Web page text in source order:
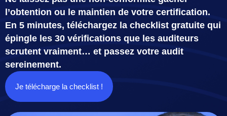
Prendre un RDV
l’obtention ou le maintien de votre certification.
En 5 minutes, téléchargez la checklist gratuite qui
épingle les 30 vérifications que les auditeurs
scrutent vraiment… et passez votre audit
sereinement.
Je télécharge la checklist !